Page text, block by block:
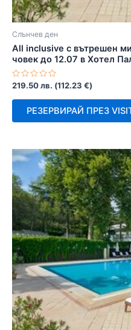
Слънчев ден
All inclusive с вътрешен
човек до 12.07 в Хотел
Оценено
0
219.50лв. (112.23 €)
РЕЗЕРВИРАЙ ПРЕЗ